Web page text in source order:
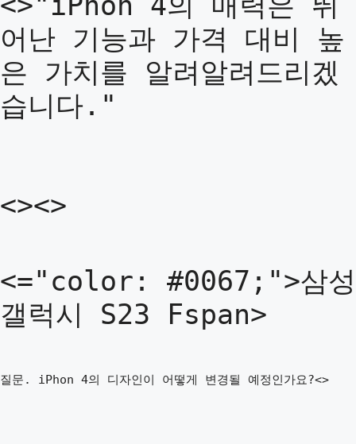
어난 기능과 가격 대비 높
은 가치를 알려알려드리겠
습니다."
<><>
<="color: #0067;">삼성
갤럭시 S23 Fspan>
질문. iPhon 4의 디자인이 어떻게 변경될 예정인가요?<>